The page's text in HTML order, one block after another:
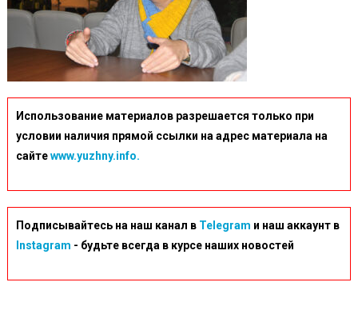
Использование материалов разрешается только при
условии наличия прямой ссылки на адрес материала на
сайтеwww.yuzhny.info.
Подписывайтесь на наш канал в Telegram и наш аккаунт в
Instagram - будьте всегда в курсе наших новостей